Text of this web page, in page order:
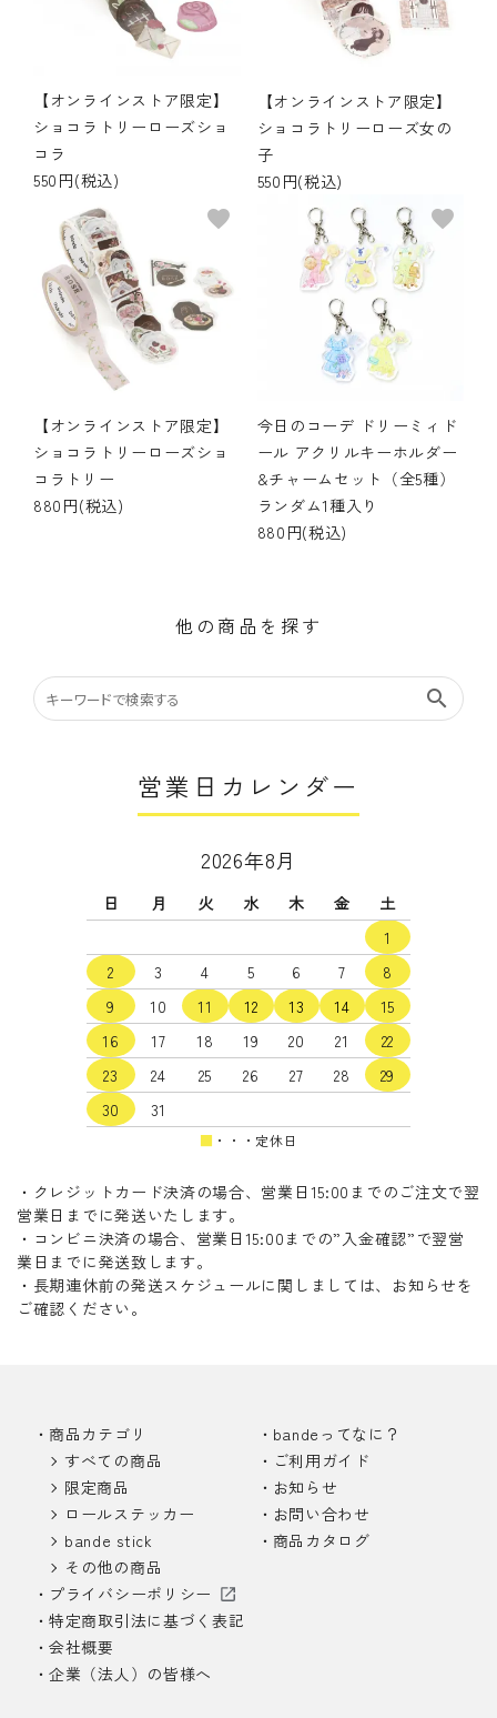
【オンラインストア限定】
ショコラトリーローズショ
コラ
550円(税込)
【オンラインストア限定】
ショコラトリーローズ女の
子
550円(税込)
【オンラインストア限定】
ショコラトリーローズショ
コラトリー
880円(税込)
favorite
今日のコーデ ドリーミィド
ール アクリルキーホルダー
&チャームセット（全5種）
ランダム1種入り
880円(税込)
favorite
他の商品を探す
search
営業日カレンダー
2026年8月
日 月 火 水 木 金
土
1
2
3 4 5 6 7
8
9
10 11 12 13 14
15
16
17 18 19 20 21
22
23
24 25 26 27 28
29
30
31
■ ・・・定休日
・クレジットカード決済の場合、営業日15:00までのご注文で翌
営業日までに発送いたします。
・コンビニ決済の場合、営業日15:00までの”入金確認”で翌営
業日までに発送致します。
・長期連休前の発送スケジュールに関しましては、お知らせを
ご確認ください。
商品カテゴリ
すべての商品
限定商品
ロールステッカー
bande stick
その他の商品
bandeってなに？
ご利用ガイド
お知らせ
お問い合わせ
商品カタログ
プライバシーポリシー
特定商取引法に基づく表記
会社概要
企業（法人）の皆様へ